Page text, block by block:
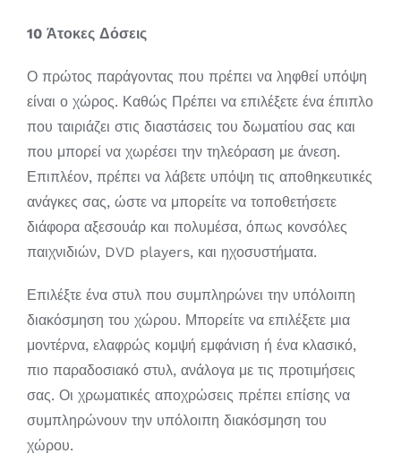
10 Άτοκες Δόσεις
Ο πρώτος παράγοντας που πρέπει να ληφθεί υπόψη
είναι ο χώρος. Καθώς Πρέπει να επιλέξετε ένα έπιπλο
που ταιριάζει στις διαστάσεις του δωματίου σας και
που μπορεί να χωρέσει την τηλεόραση με άνεση.
Επιπλέον, πρέπει να λάβετε υπόψη τις αποθηκευτικές
ανάγκες σας, ώστε να μπορείτε να τοποθετήσετε
διάφορα αξεσουάρ και πολυμέσα, όπως κονσόλες
παιχνιδιών, DVD players, και ηχοσυστήματα.
Επιλέξτε ένα στυλ που συμπληρώνει την υπόλοιπη
διακόσμηση του χώρου. Μπορείτε να επιλέξετε μια
μοντέρνα, ελαφρώς κομψή εμφάνιση ή ένα κλασικό,
πιο παραδοσιακό στυλ, ανάλογα με τις προτιμήσεις
σας. Οι χρωματικές αποχρώσεις πρέπει επίσης να
συμπληρώνουν την υπόλοιπη διακόσμηση του
χώρου.